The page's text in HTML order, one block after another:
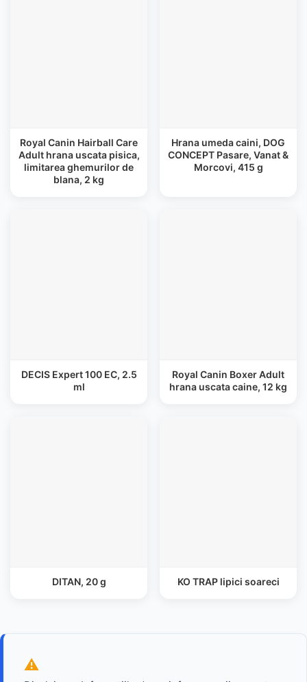
Royal Canin Hairball Care
Adult hrana uscata pisica,
limitarea ghemurilor de
blana, 2 kg
Hrana umeda caini, DOG
CONCEPT Pasare, Vanat &
Morcovi, 415 g
DECIS Expert 100 EC, 2.5
ml
Royal Canin Boxer Adult
hrana uscata caine, 12 kg
DITAN, 20 g KO TRAP lipici soareci